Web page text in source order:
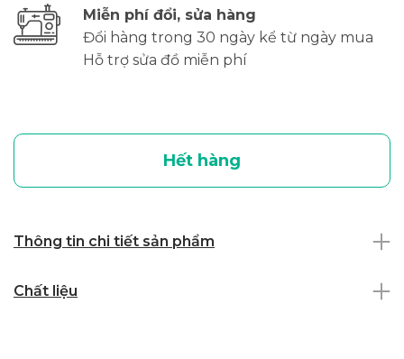
Miễn phí đổi, sửa hàng
Đổi hàng trong 30 ngày kể từ ngày mua
Hỗ trợ sửa đồ miễn phí
Hết hàng
Thông tin chi tiết sản phẩm
Chất liệu